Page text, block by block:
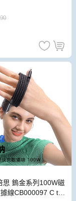
思 鎢金系列100W磁
線CB000097 C to